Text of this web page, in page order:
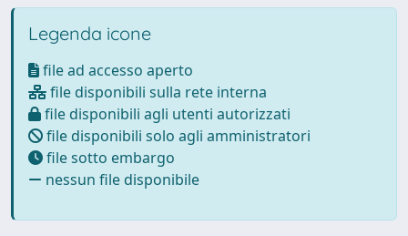
Legenda icone
file ad accesso aperto
file disponibili sulla rete interna
file disponibili agli utenti autorizzati
file disponibili solo agli amministratori
file sotto embargo
nessun file disponibile